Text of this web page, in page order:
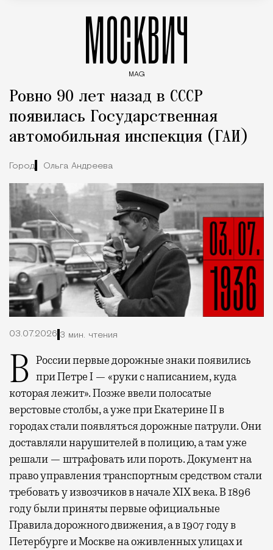
МОСКВИЧ
MAG
Ровно 90 лет назад в СССР
появилась Государственная
автомобильная инспекция (ГАИ)
Город Ольга Андреева
03.07.2026 3 мин. чтения
В России первые дорожные знаки появились при Петре I — «руки с написанием, куда
которая лежит». Позже ввели полосатые
верстовые столбы, а уже при Екатерине II в
городах стали появляться дорожные патрули. Они
доставляли нарушителей в полицию, а там уже
решали — штрафовать или пороть. Документ на
право управления транспортным средством стали
требовать у извозчиков в начале XIX века. В 1896
году были приняты первые официальные
Правила дорожного движения, а в 1907 году в
Петербурге и Москве на оживленных улицах и